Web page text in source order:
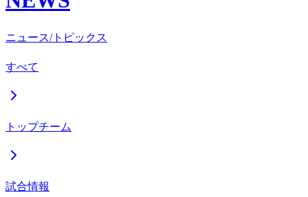
ニュース/トピックス
すべて
トップチーム
試合情報